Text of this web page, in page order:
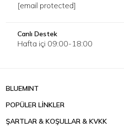
[email protected]
Canlı Destek
Hafta içi 09:00-18:00
BLUEMINT
POPÜLER LİNKLER
ŞARTLAR & KOŞULLAR & KVKK